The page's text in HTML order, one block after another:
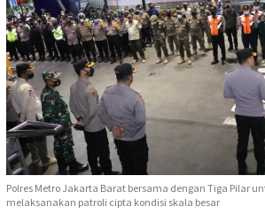
Polres Metro Jakarta Barat bersama dengan Tiga Pilar
melaksanakan patroli cipta kondisi skala besar